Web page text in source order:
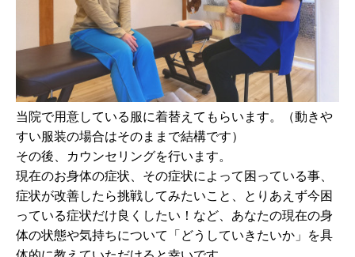
当院で用意している服に着替えてもらいます。（動きや
すい服装の場合はそのままで結構です）
その後、カウンセリングを行います。
現在のお身体の症状、その症状によって困っている事、
症状が改善したら挑戦してみたいこと、とりあえず今困
っている症状だけ良くしたい！など、あなたの現在の身
体の状態や気持ちについて「どうしていきたいか」を具